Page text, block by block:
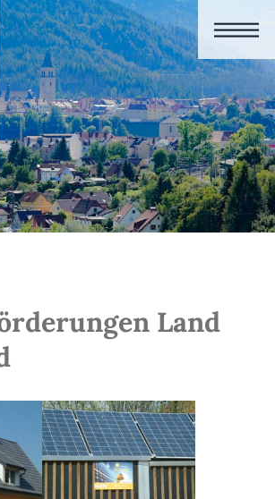
Land